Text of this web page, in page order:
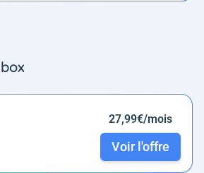
27,99€/mois
Voir l'offre